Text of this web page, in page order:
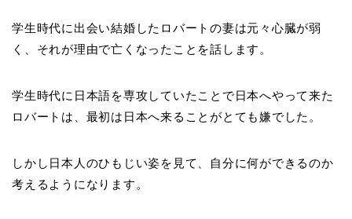
学生時代に出会い結婚したロバートの妻は元々心臓が弱
く、それが理由で亡くなったことを話します。
学生時代に日本語を専攻していたことで日本へやって来た
ロバートは、最初は日本へ来ることがとても嫌でした。
しかし日本人のひもじい姿を見て、自分に何ができるのか
考えるようになります。